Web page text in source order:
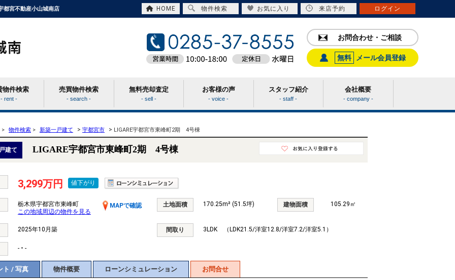
都宮不動産小山城南店 HOME 物件検索 お気に入り 来店予約 ログイン
お問合わせ・ご相談
無料 メール会員登録
物件検索
- rent -
売買物件検索
- search -
無料売却査定
- sell -
お客様の声
- voice -
スタッフ紹介
- staff -
会社概要
- company -
> 物件検索 > 新築一戸建て > 宇都宮市 > LIGARE宇都宮市東峰町2期 4号棟
建て LIGARE宇都宮市東峰町2期 4号棟
3,299万円 値下がり
栃木県宇都宮市東峰町
MAPで確認
この地域周辺の物件を見る
土地面積 170.25m² (51.5坪) 建物面積 105.29㎡
2025年10月築 間取り 3LDK （LDK21.5/洋室12.8/洋室7.2/洋室5.1）
- - -
ト / 写真 物件概要 ローンシミュレーション お問合せ